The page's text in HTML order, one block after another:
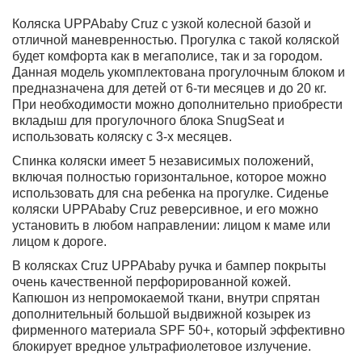
Коляска UPPAbaby Cruz с узкой колесной базой и
отличной маневренностью. Прогулка с такой коляской
будет комфорта как в мегаполисе, так и за городом.
Данная модель укомплектована прогулочным блоком и
предназначена для детей от 6-ти месяцев и до 20 кг.
При необходимости можно дополнительно приобрести
вкладыш для прогулочного блока SnugSeat и
использовать коляску с 3-х месяцев.
Спинка коляски имеет 5 независимых положений,
включая полностью горизонтальное, которое можно
использовать для сна ребенка на прогулке. Сиденье
коляски UPPAbaby Cruz реверсивное, и его можно
установить в любом направлении: лицом к маме или
лицом к дороге.
В колясках Cruz UPPAbaby ручка и бампер покрыты
очень качественной перфорированной кожей.
Капюшон из непромокаемой ткани, внутри спрятан
дополнительный большой выдвижной козырек из
фирменного материала SPF 50+, который эффективно
блокирует вредное ультрафиолетовое излучение.